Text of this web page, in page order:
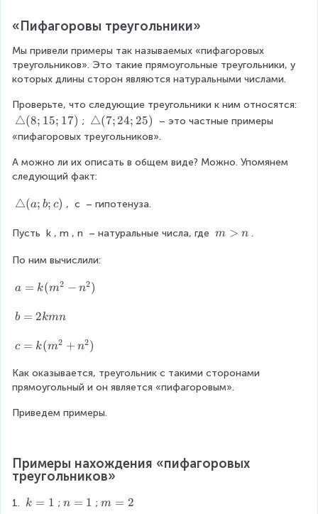
w
\
a
n
le
C
=
a
n
le
_
=
0
r
^
2
+
1
^
2
+
1
4
4
9
«Пифагоровы треугольники»
Мы привели примеры так называемых «пифагоровых
треугольников». Это такие прямоугольные треугольники, у
которых длины сторон являются натуральными числами.
Проверьте, что следующие треугольники к ним относятся:
\
t
i
a
g
e
8
1
;
7
△(8; 15; 17) ; \
t
i
a
g
e
7
2
5
△(7; 24; 25)
– это частные примеры
«пифагоровых треугольников».
А можно ли их описать в общем виде? Можно. Упомянем
следующий факт:
\
r
a
g
e
a
b
;
)
△(a; b; c) , c – гипотенуза.
Пусть k , m , n – натуральные числа, где m
m > n .
По ним вычислили:
a
k
m
2
-
^
a = k(m2 − n2)
b
2
m
n
b = 2kmn
c
k
(
^
n
^
2
)
c = k(m2 + n2)
Как оказывается, треугольник с такими сторонами
прямоугольный и он является «пифагоровым».
Приведем примеры.
Примеры нахождения «пифагоровых
треугольников»
1. k
k = 1 ; n
n = 1 ; m
m = 2